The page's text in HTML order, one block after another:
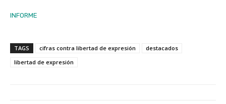
INFORME
TAGS cifras contra libertad de expresión
destacados
libertad de expresión